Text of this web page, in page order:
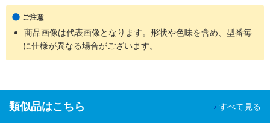
リーを図面無しでご購入頂けます。
・表面処理やフランジカシメ有無も選択でき、様々なニーズに対応
可能です。
【用途】
ご注意
商品画像は代表画像となります。形状や色味を含め、型番毎
に仕様が異なる場合がございます。
類似品はこちら すべて見る